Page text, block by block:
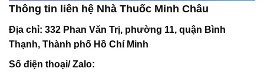
Thông tin liên hệ Nhà Thuốc Minh Châu
Địa chỉ: 332 Phan Văn Trị, phường 11, quận Bình
Thạnh, Thành phố Hồ Chí Minh
Số điện thoại/ Zalo: